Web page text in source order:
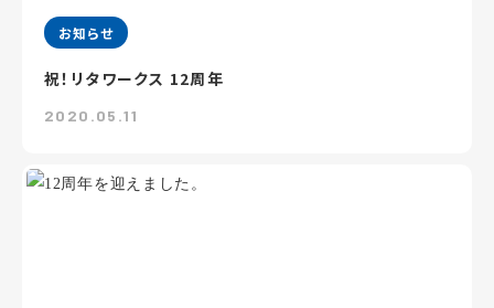
お知らせ
祝！リタワークス 12周年
2020.05.11